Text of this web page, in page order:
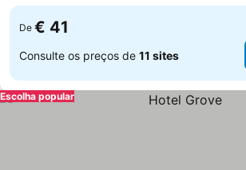
De € 41
Consulte os preços de 11 sites
Escolha popular